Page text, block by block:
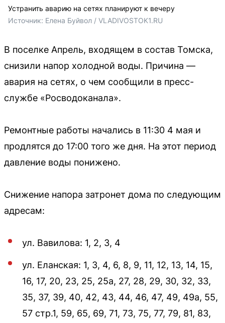
Устранить аварию на сетях планируют к вечеру
Источник: Елена Буйвол / VLADIVOSTOK1.RU
В поселке Апрель, входящем в состав Томска,
снизили напор холодной воды. Причина —
авария на сетях, о чем сообщили в пресс-
службе «Росводоканала».
Ремонтные работы начались в 11:30 4 мая и
продлятся до 17:00 того же дня. На этот период
давление воды понижено.
Снижение напора затронет дома по следующим
адресам:
ул. Вавилова: 1, 2, 3, 4
ул. Еланская: 1, 3, 4, 6, 8, 9, 11, 12, 13, 14, 15,
16, 17, 20, 23, 25, 25а, 27, 28, 29, 30, 32, 33,
35, 37, 39, 40, 42, 43, 44, 46, 47, 49, 49а, 55,
57 стр.1, 59, 65, 69, 71, 73, 75, 77, 79, 81, 83,